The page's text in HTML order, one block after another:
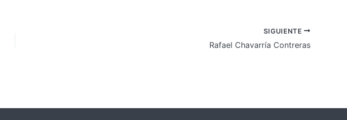
SIGUIENTE
Rafael Chavarría Contreras